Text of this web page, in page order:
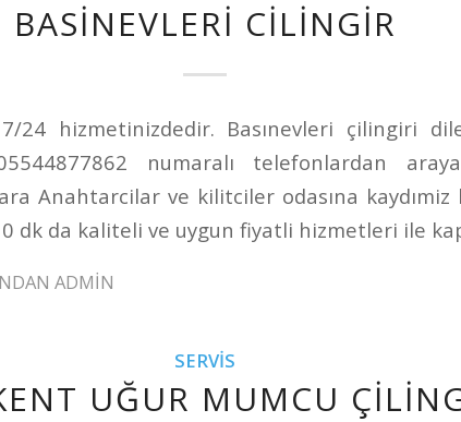
BASINEVLERI CILINGIR
24 hizmetinizdedir. Basınevleri çilingiri
numaralı telefonlardan
Anahtarcilar ve kilitciler odasına kaydımiz
dk da kaliteli ve uygun fiyatli hizmetleri ile
ADMIN
SERVIS
UĞUR MUMCU